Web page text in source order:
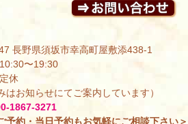
長野県須坂市幸高町屋敷添438-1
〜19:30
休
はお知らせにてご案内しています）
1867-3271
予約・当日予約もお気軽にご相談下さい＞